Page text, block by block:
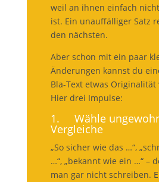
weil an ihnen einfach
ist. Ein unauffälliger Satz
den nächsten.
Aber schon mit ein paar
Änderungen kannst du
Bla-Text etwas Originalität
Hier drei Impulse:
1. Wähle
Vergleiche
„So sicher wie das …“,
…“, „bekannt wie ein …“ –
man gar nicht schreiben.